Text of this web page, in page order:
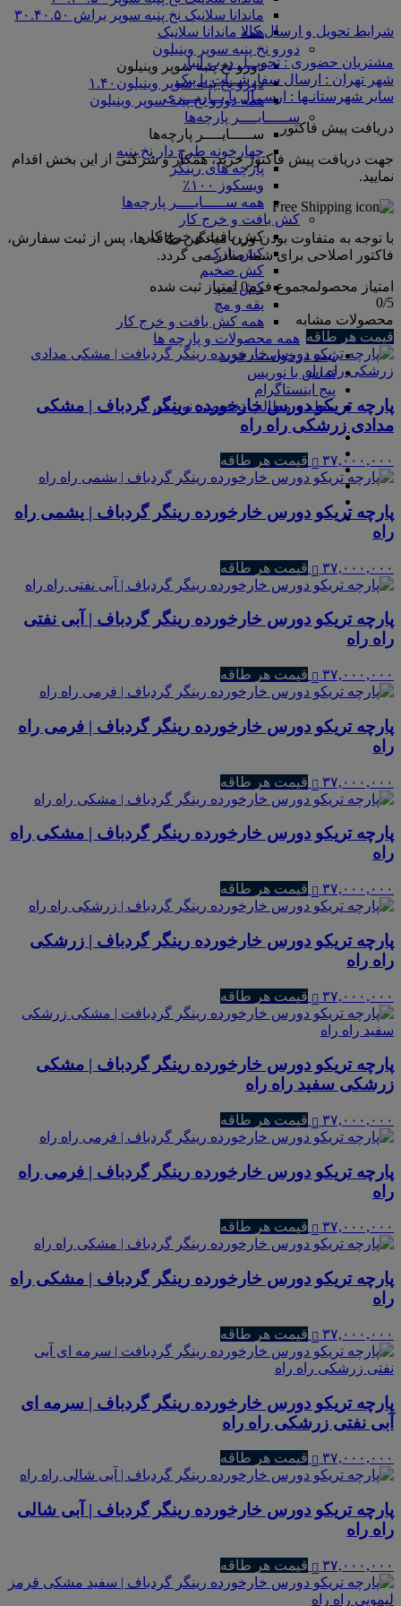
ماندانا سلانیک نخ پنبه سوپر براش ۳۰.۴۰.۵۰
همه ماندانا سلانیک
دورو نخ پنبه سوپر وینیلون
دورو نخ پنبه سوپر وینیلون
دورو نخ پنبه سوپر وینیلون۱.۴۰
همه دورو نخ پنبه سوپر وینیلون
ســـــایــــر پارچه‌ها
ســـــایــــر پارچه‌ها
چهارخونه طرح دار نخ پنبه
پارچه های رینگر
ویسکوز ۱۰۰٪
همه ســـــایــــر پارچه‌ها
کش بافت و خرج کار
کش بافت و خرج کار
کش نازک
کش ضخیم
کش تیپ
یقه و مچ
همه کش بافت و خرج کار
همه محصولات و پارچه ها
ثبت درخواست خرید
تماس با نوریس
پیج اینستاگرام
مجله و مطالب تخصصی نوریس
شرایط تحویل و ارسال کالا
مشتریان حضوری : تحویــل درب انبار
شهر تهران : ارسال سفارشــات با پیک
سایر شهرستانـها : ارســال با بــاربـــری
دریافت پیش فاکتور
جهت دریافت پیش فاکتور خرید، همکار و شرکتی از این بخش اقدام
نمایید.
با توجه به متفاوت بودن وزن میانگین طاقه ها، پس از ثبت سفارش،
فاکتور اصلاحی برای شما صادر می گردد.
امتیاز محصولمجموع فرم0امتیاز ثبت شده
0/5
محصولات مشابه
قیمت هر طاقه
پارچه تریکو دورس خارخورده رینگر گردباف | مشکی
مدادی زرشکی راه راه
۳۷,۰۰۰,۰۰۰ قیمت هر طاقه
پارچه تریکو دورس خارخورده رینگر گردباف | یشمی راه
راه
۳۷,۰۰۰,۰۰۰ قیمت هر طاقه
پارچه تریکو دورس خارخورده رینگر گردباف | آبی نفتی
راه راه
۳۷,۰۰۰,۰۰۰ قیمت هر طاقه
پارچه تریکو دورس خارخورده رینگر گردباف | فرمی راه
راه
۳۷,۰۰۰,۰۰۰ قیمت هر طاقه
پارچه تریکو دورس خارخورده رینگر گردباف | مشکی راه
راه
۳۷,۰۰۰,۰۰۰ قیمت هر طاقه
پارچه تریکو دورس خارخورده رینگر گردباف | زرشکی
راه راه
۳۷,۰۰۰,۰۰۰ قیمت هر طاقه
پارچه تریکو دورس خارخورده رینگر گردباف | مشکی
زرشکی سفید راه راه
۳۷,۰۰۰,۰۰۰ قیمت هر طاقه
پارچه تریکو دورس خارخورده رینگر گردباف | فرمی راه
راه
۳۷,۰۰۰,۰۰۰ قیمت هر طاقه
پارچه تریکو دورس خارخورده رینگر گردباف | مشکی راه
راه
۳۷,۰۰۰,۰۰۰ قیمت هر طاقه
پارچه تریکو دورس خارخورده رینگر گردباف | سرمه ای
آبی نفتی زرشکی راه راه
۳۷,۰۰۰,۰۰۰ قیمت هر طاقه
پارچه تریکو دورس خارخورده رینگر گردباف | آبی شالی
راه راه
۳۷,۰۰۰,۰۰۰ قیمت هر طاقه